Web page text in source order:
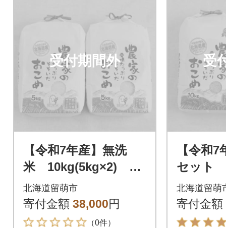
受付期間外
【令和7年産】無洗
米 10kg(5kg×2) な
なつぼし【北海道留萌
産】
北海道留萌市
寄付金額 38,000円
（0件）
受
【令和
セット
ぼし
か10kg)
産】
北海道留萌
寄付金額